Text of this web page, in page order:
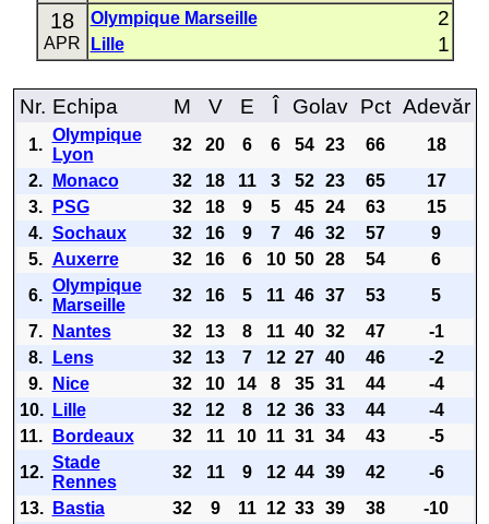
18
APR
Olympique Marseille 2
Lille 1
Nr. Echipa M V E Î Golav Pct Adevăr
1.
Olympique
Lyon
32 20 6 6 54 23 66
18
2.
Monaco 32 18 11 3 52 23 65
17
3.
PSG 32 18 9 5 45 24 63
15
4. Sochaux 32 16 9 7 46 32 57
9
5. Auxerre 32 16 6 10 50 28 54
6
6.
Olympique
Marseille
32 16 5 11 46 37 53
5
7.
Nantes 32 13 8 11 40 32 47
-1
8.
Lens 32 13 7 12 27 40 46
-2
9.
Nice 32 10 14 8 35 31 44
-4
10.
Lille 32 12 8 12 36 33 44
-4
11.
Bordeaux 32 11 10 11 31 34 43
-5
12.
Stade
Rennes
32 11 9 12 44 39 42
-6
13.
Bastia 32 9 11 12 33 39 38
-10